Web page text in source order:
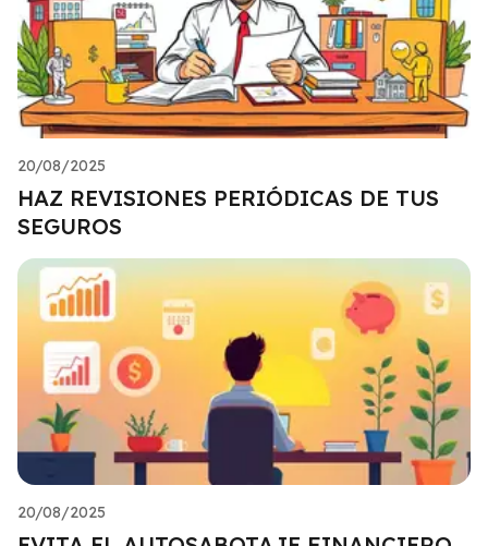
20/08/2025
HAZ REVISIONES PERIÓDICAS DE TUS
SEGUROS
20/08/2025